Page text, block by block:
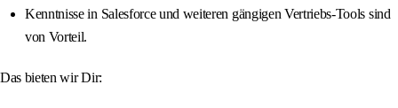
Kenntnisse in Salesforce und weiteren gängigen Vertriebs-Tools sind
von Vorteil.
Das bieten wir Dir: